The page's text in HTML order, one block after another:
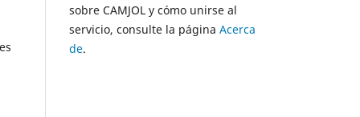
sobre CAMJOL y cómo unirse al
servicio, consulte la página Acerca
de.